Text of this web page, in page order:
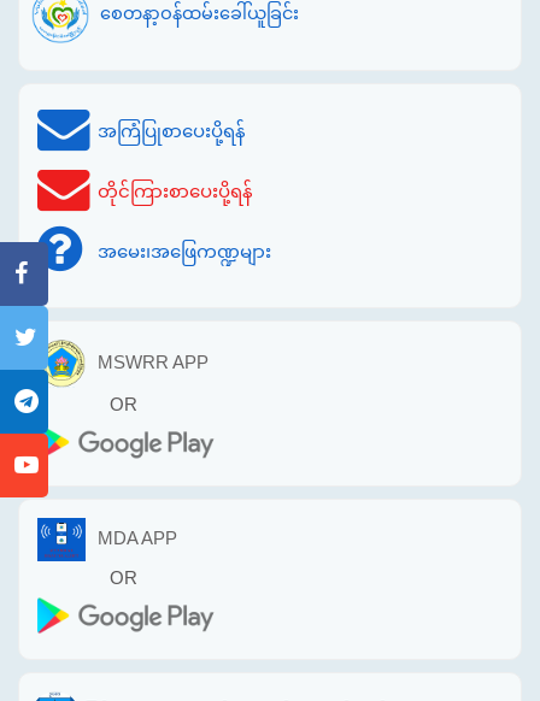
စေတနာ့ဝန်ထမ်းခေါ်ယူခြင်း
အကြံပြုစာပေးပို့ရန်
တိုင်ကြားစာပေးပို့ရန်
အမေး၊အဖြေကဏ္ဍများ
MSWRR APP
OR
MDA APP
OR